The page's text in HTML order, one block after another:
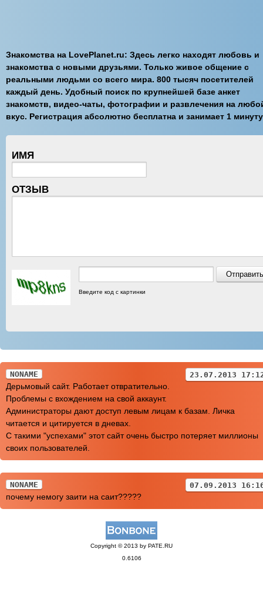
Знакомства на LovePlanet.ru: Здесь легко находят любовь и
знакомства с новыми друзьями. Только живое общение с
реальными людьми со всего мира. 800 тысяч посетителей
каждый день. Удобный поиск по крупнейшей базе анкет
знакомств, видео-чаты, фотографии и развлечения на
вкус. Регистрация абсолютно бесплатна и занимает 1
ИМЯ
ОТЗЫВ
Введите код с картинки
NONAME 23.07.2013
Дерьмовый сайт. Работает отвратительно.
Проблемы с вхождением на свой аккаунт.
Администраторы дают доступ левым лицам к базам. Личка
читается и цитируется в дневах.
С такими "успехами" этот сайт очень быстро потеряет миллионы
своих пользователей.
NONAME 07.09.2013
почему немогу заити на саит?????
Copyright © 2013 by PATE.RU
0.6106